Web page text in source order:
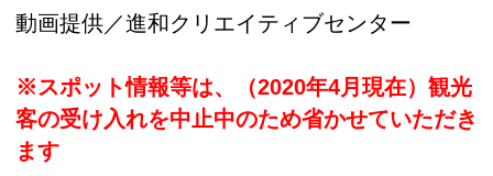
動画提供／進和クリエイティブセンター
※スポット情報等は、（2020年4月現在）観光
客の受け入れを中止中のため省かせていただき
ます